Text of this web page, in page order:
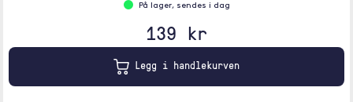
På lager, sendes i dag
139 kr
Legg i handlekurven